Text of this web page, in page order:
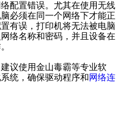
配置错误。尤其在使用无线
必须在同一个网络下才能正
有误，打印机将无法被电脑
络名称和密码，并且设备在
议使用金山毒霸等专业软
统，确保驱动程序和 网络连